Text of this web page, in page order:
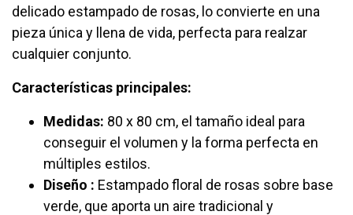
delicado estampado de rosas, lo convierte en una
pieza única y llena de vida, perfecta para realzar
cualquier conjunto.
Características principales:
Medidas: 80 x 80 cm, el tamaño ideal para
conseguir el volumen y la forma perfecta en
múltiples estilos.
Diseño : Estampado floral de rosas sobre base
verde, que aporta un aire tradicional y